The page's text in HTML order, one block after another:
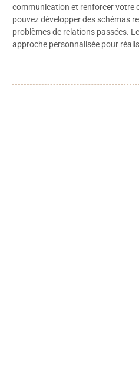
communication et renforcer votre
pouvez développer des schémas
problèmes de relations passées.
approche personnalisée pour